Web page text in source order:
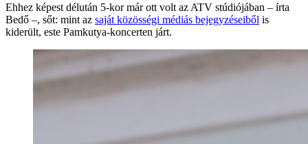
Ehhez képest délután 5-kor már ott volt az ATV stúdiójában – írta
Bedő –, sőt: mint az saját közösségi médiás bejegyzéseiből is
kiderült, este Pamkutya-koncerten járt.